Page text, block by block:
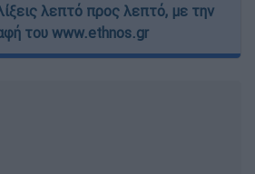
λεπτό προς λεπτό, με την
του www.ethnos.gr